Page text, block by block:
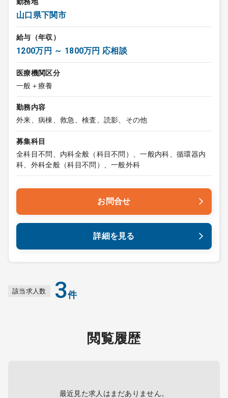
山口県下関市
給与（年収）
1200万円 ～ 1800万円 応相談
医療機関区分
一般＋療養
勤務内容
外来、病棟、救急、検査、読影、その他
募集科目
全科目不問、内科全般（科目不問）、一般内科、循環器内
科、外科全般（科目不問）、一般外科
お問合せ
詳細を見る
該当求人数 3件
閲覧履歴
最近見た求人はまだありません。